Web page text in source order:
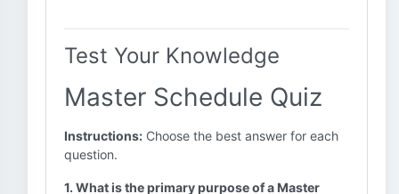
Test Your Knowledge
Master Schedule Quiz
Instructions: Choose the best answer for each
question.
1. What is the primary purpose of a Master